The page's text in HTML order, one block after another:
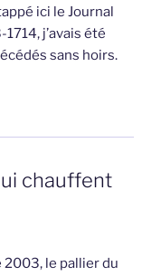
ici le Journal
j’avais été
sans hoirs.
chauffent
le pallier du